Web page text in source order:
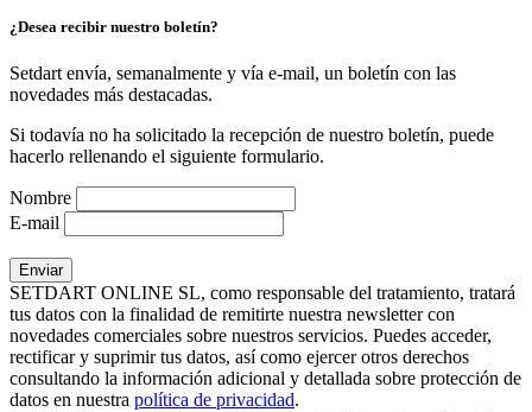
¿Desea recibir nuestro boletín?
Setdart envía, semanalmente y vía e-mail, un boletín con las
novedades más destacadas.
Si todavía no ha solicitado la recepción de nuestro boletín, puede
hacerlo rellenando el siguiente formulario.
Nombre
E-mail
SETDART ONLINE SL, como responsable del tratamiento, tratará
tus datos con la finalidad de remitirte nuestra newsletter con
novedades comerciales sobre nuestros servicios. Puedes acceder,
rectificar y suprimir tus datos, así como ejercer otros derechos
consultando la información adicional y detallada sobre protección de
datos en nuestra política de privacidad.